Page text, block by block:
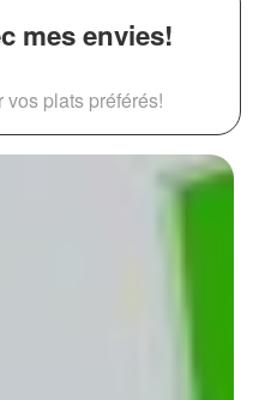
mes envies!
plats préférés!